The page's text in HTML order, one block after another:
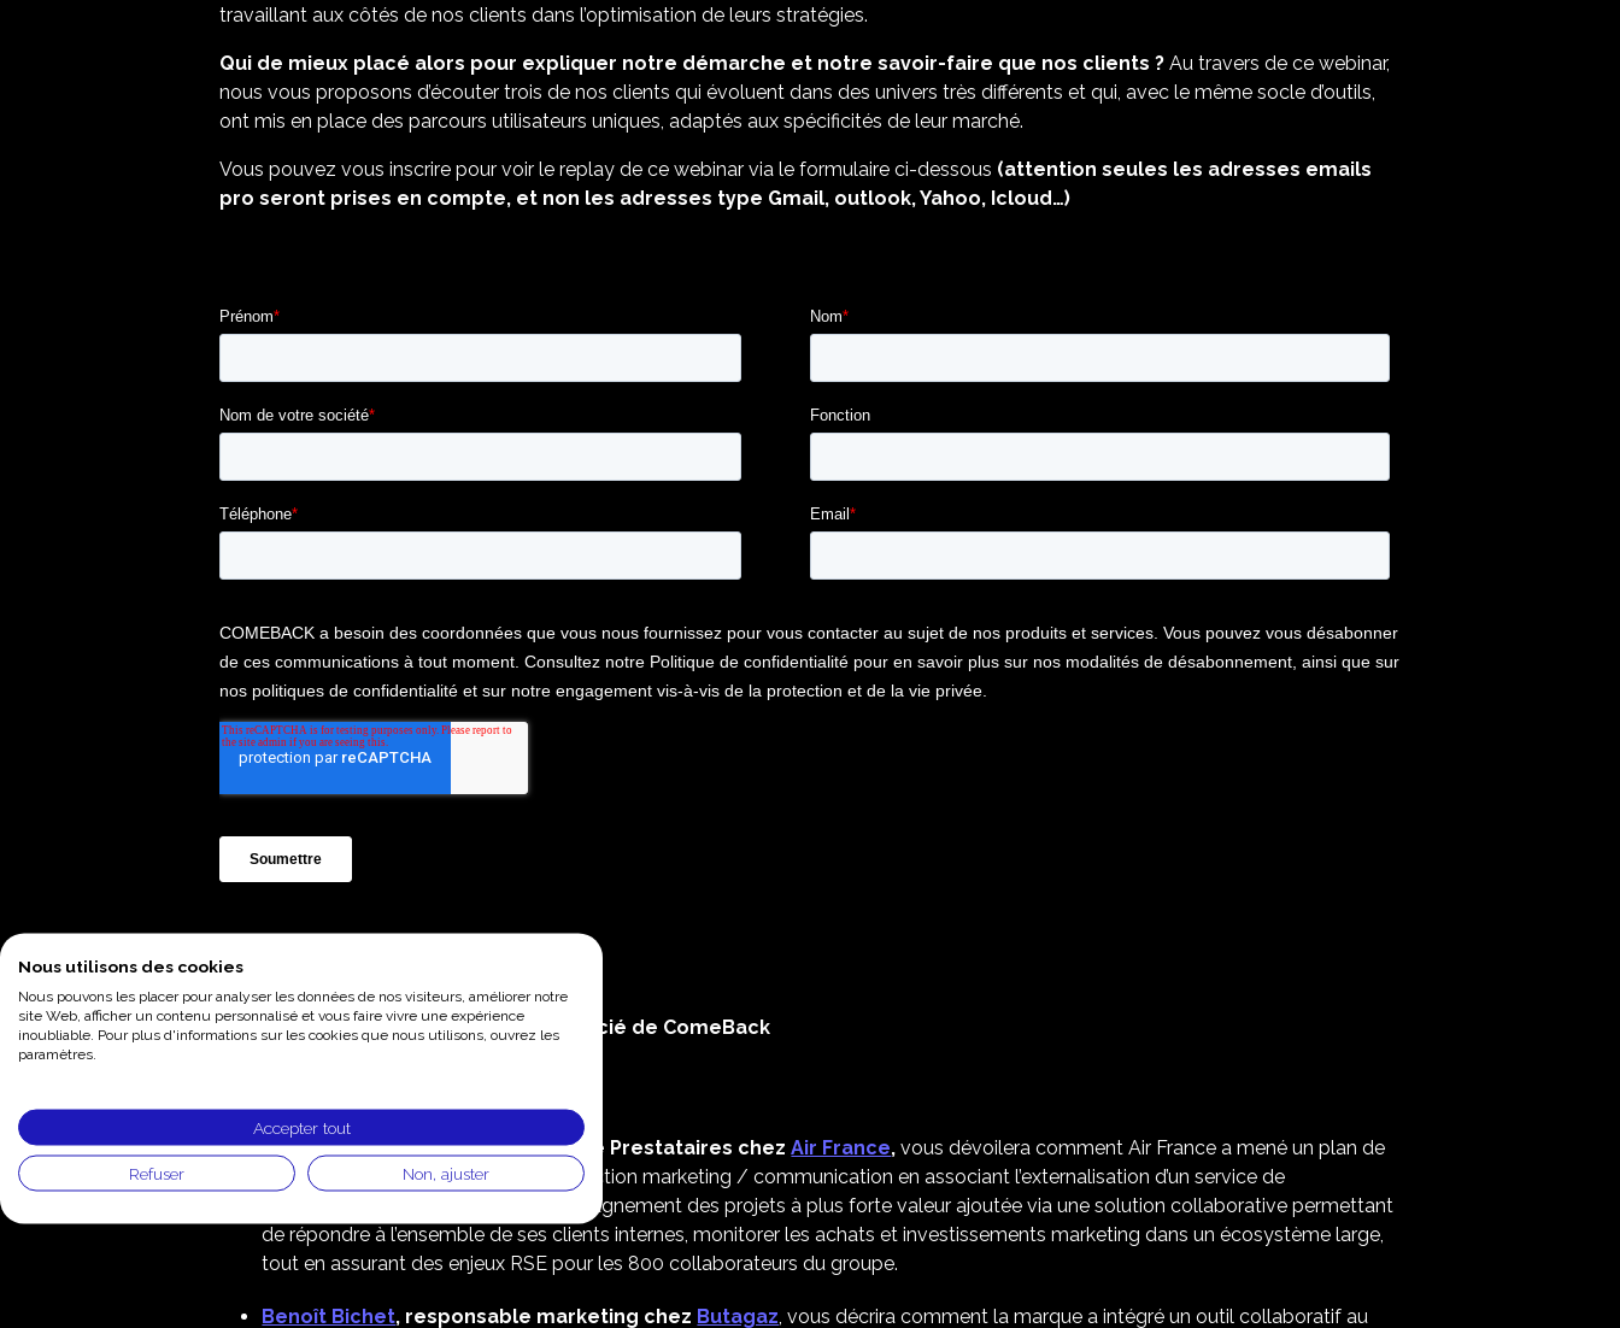
travaillant aux côtés de nos clients dans l’optimisation de leurs stratégies.
Qui de mieux placé alors pour expliquer notre démarche et notre savoir-faire que nos clients ? Au travers de ce webinar,
nous vous proposons d’écouter trois de nos clients qui évoluent dans des univers très différents et qui, avec le même socle d’outils,
ont mis en place des parcours utilisateurs uniques, adaptés aux spécificités de leur marché.
Vous pouvez vous inscrire pour voir le replay de ce webinar via le formulaire ci-dessous (attention seules les adresses emails
pro seront prises en compte, et non les adresses type Gmail, outlook, Yahoo, Icloud…)
Ce webinar est animé par :
Matthieu Galloux– Directeur associé de ComeBack
Thierry Micale, Responsable Pilote Prestataires chezAir France,vous dévoilera comment Air France a mené un plan de
transformation des process de production marketing / communication en associant l’externalisation d’un service de
reprographie internalisé à un accompagnement des projets à plus forte valeur ajoutée via une solution collaborative permettant
de répondre à l’ensemble de ses clients internes, monitorer les achats et investissements marketing dans un écosystème large,
tout en assurant des enjeux RSE pour les 800 collaborateurs du groupe.
Benoît Bichet, responsable marketing chez Butagaz, vous décrira comment la marque a intégré un outil collaboratif au
Nous utilisons des cookies
Nous pouvons les placer pour analyser les données de nos visiteurs, améliorer notre
site Web, afficher un contenu personnalisé et vous faire vivre une expérience
inoubliable. Pour plus d'informations sur les cookies que nous utilisons, ouvrez les
paramètres.
Accepter tout
Refuser Non, ajuster